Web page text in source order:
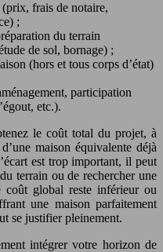
frais de notaire,
;
du terrain
de sol, bornage) ;
(hors et tous corps d’état)
participation
etc.).
le coût total du projet, à
maison équivalente déjà
est trop important, il peut
terrain ou de rechercher une
global reste inférieur ou
une maison parfaitement
se justifier pleinement.
intégrer votre horizon de